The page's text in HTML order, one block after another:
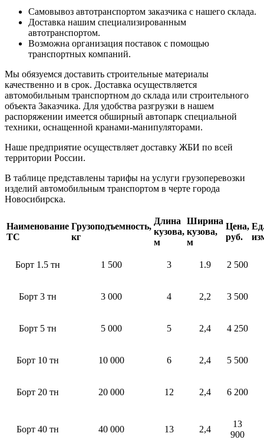
Самовывоз автотранспортом заказчика с нашего склада.
Доставка нашим специализированным
автотранспортом.
Возможна организация поставок с помощью
транспортных компаний.
Мы обязуемся доставить строительные материалы
качественно и в срок. Доставка осуществляется
автомобильным транспортном до склада или строительного
объекта Заказчика. Для удобства разгрузки в нашем
распоряжении имеется обширный автопарк специальной
техники, оснащенной кранами-манипуляторами.
Наше предприятие осуществляет доставку ЖБИ по всей
территории России.
В таблице представлены тарифы на услуги грузоперевозки
изделий автомобильным транспортом в черте города
Новосибирска.
Наименование
ТС
Грузоподъемность,
кг
Длина
кузова,
м
Ширина
кузова,
м
Цена,
руб.
Борт 1.5 тн 1 500 3 1.9 2 500
Борт 3 тн 3 000 4 2,2 3 500
Борт 5 тн 5 000 5 2,4 4 250
Борт 10 тн 10 000 6 2,4 5 500
Борт 20 тн 20 000 12 2,4 6 200
Борт 40 тн 40 000 13 2,4
13
900